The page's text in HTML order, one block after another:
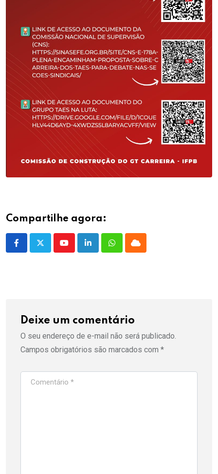
Compartilhe agora:
YoutubeLinkedInWhatsappCloud
Deixe um comentário
O seu endereço de e-mail não será publicado.
Campos obrigatórios são marcados com *